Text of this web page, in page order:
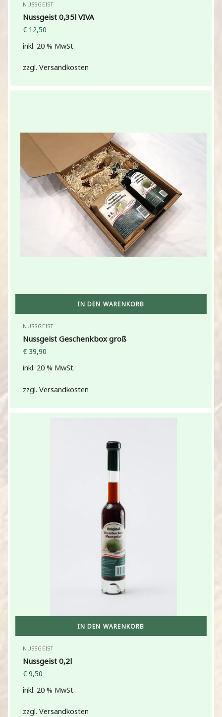
NUSSGEIST
Nussgeist 0,35l VIVA
€ 12,50
inkl. 20 % MwSt.
zzgl.Versandkosten
IN DEN WARENKORB
NUSSGEIST
Nussgeist Geschenkbox groß
€ 39,90
inkl. 20 % MwSt.
zzgl.Versandkosten
IN DEN WARENKORB
NUSSGEIST
Nussgeist 0,2l
€ 9,50
inkl. 20 % MwSt.
zzgl.Versandkosten